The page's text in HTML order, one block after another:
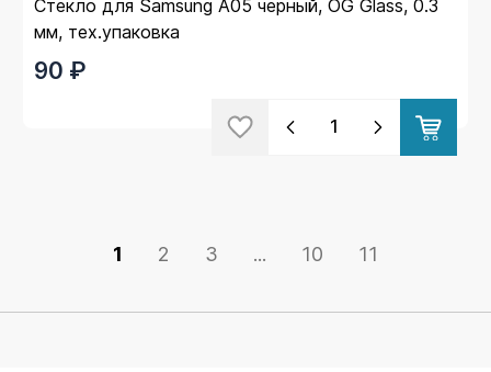
Стекло для Samsung A05 черный, OG Glass, 0.3
мм, тех.упаковка
90 ₽
1 2 3 ... 10 11